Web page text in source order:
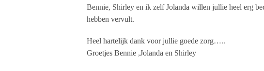
Bennie, Shirley en ik zelf Jolanda willen jullie heel erg
hebben vervult.
Heel hartelijk dank voor jullie goede zorg…..
Groetjes Bennie ,Jolanda en Shirley